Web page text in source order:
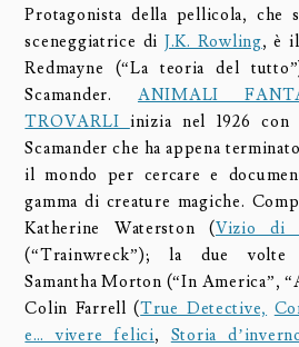
Protagonista della pellicola, che
sceneggiatrice di J.K. Rowling, è
Redmayne (“La teoria del
Scamander. ANIMALI
TROVARLI inizia nel 1926 con
Scamander che ha appena
il mondo per cercare e
gamma di creature magiche.
Katherine Waterston (Vizio di
(“Trainwreck”); la due volte
Samantha Morton (“In America”,
Colin Farrell (True Detective,
e… vivere felici, Storia